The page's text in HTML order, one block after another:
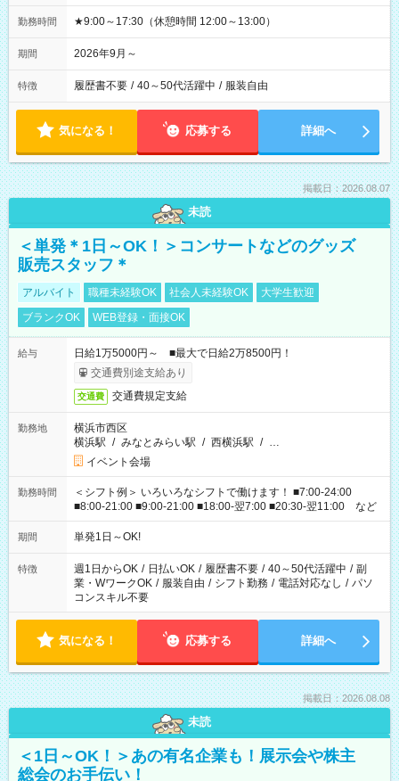
勤務時間 ★9:00～17:30（休憩時間 12:00～13:00）
期間 2026年9月～
特徴 履歴書不要 / 40～50代活躍中 / 服装自由
気になる！ 応募する 詳細へ
掲載日：2026.08.07
未読
＜単発＊1日～OK！＞コンサートなどのグッズ
販売スタッフ＊
アルバイト 職種未経験OK 社会人未経験OK
大学生歓迎
ブランクOK
WEB登録・面接OK
給与
日給1万5000円～ ■最大で日給2万8500円！
交通費別途支給あり
交通費 交通費規定支給
勤務地
横浜市西区
横浜駅 / みなとみらい駅 / 西横浜駅 / …
イベント会場
勤務時間
＜シフト例＞ いろいろなシフトで働けます！ ■7:00-24:00
■8:00-21:00 ■9:00-21:00 ■18:00-翌7:00 ■20:30-翌11:00 など
期間 単発1日～OK!
特徴 週1日からOK / 日払いOK / 履歴書不要 / 40～50代活躍中 / 副
業・WワークOK / 服装自由 / シフト勤務 / 電話対応なし / パソ
コンスキル不要
気になる！ 応募する 詳細へ
掲載日：2026.08.08
未読
＜1日～OK！＞あの有名企業も！展示会や株主
総会のお手伝い！